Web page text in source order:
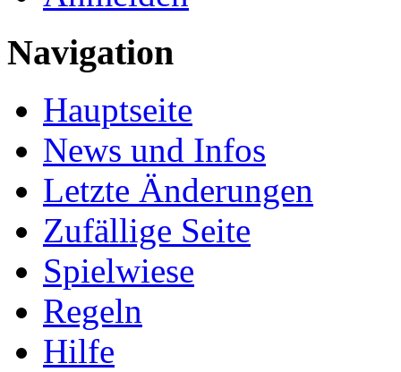
Navigation
Hauptseite
News und Infos
Letzte Änderungen
Zufällige Seite
Spielwiese
Regeln
Hilfe